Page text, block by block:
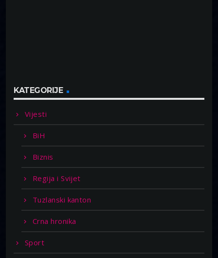
KATEGORIJE
Vijesti
BiH
Biznis
Regija i Svijet
Tuzlanski kanton
Crna hronika
Sport